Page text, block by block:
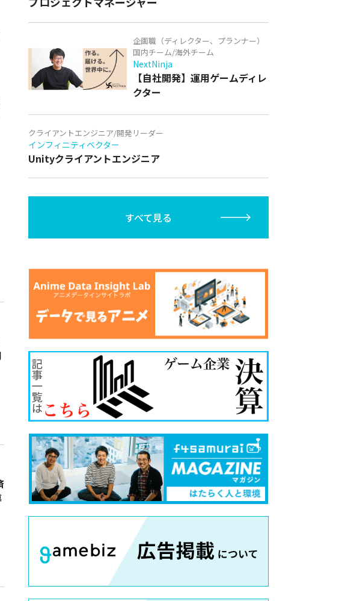
企画職（ディレクター、プランナー）
国内チーム/海外チーム
NextNinja
【自社開発】運用ゲームディレ
クター
クライアントエンジニア/開発リーダー
インフィニティベクター
Unityクライアントエンジニア
すべて見る